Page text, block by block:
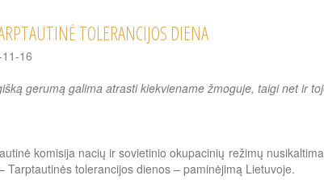
TOLERANCIJOS DIENA
16
gerumą galima atrasti kiekviename žmoguje, taigi net ir
komisija nacių ir sovietinio okupacinių režimų
Tarptautinės tolerancijos dienos – paminėjimą Lietuvoje.